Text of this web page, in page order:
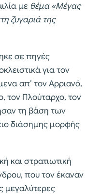
με θέμα «Μέγας
ζυγαριά της
σε πηγές
για τον
απ’ τον Αρριανό,
τον Πλούταρχο, τον
τη βάση των
διάσημης μορφής
και στρατιωτική
που τον έκαναν
μεγαλύτερες